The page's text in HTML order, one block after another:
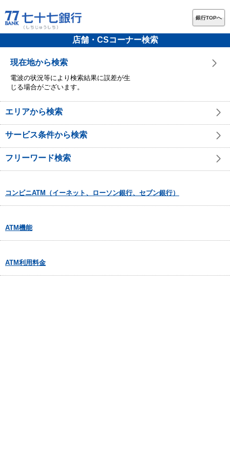
銀行TOPへ
店舗・CSコーナー検索
現在地から検索
電波の状況等により検索結果に誤差が生
じる場合がございます。
エリアから検索
サービス条件から検索
フリーワード検索
コンビニATM（イーネット、ローソン銀行、セブン銀行）
ATM機能
ATM利用料金